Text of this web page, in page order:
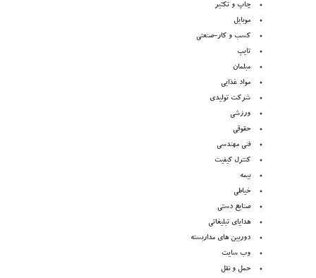
چاپ و تکثیر
موبایل
کسب و کار-صنعتی
تایپ
مبلمان
مواد غذایی
شرکت تولیدی
ورزشی
حقوقی
فنی مهندسی
کنترل کیفیت
بیمه
خیاطی
صنایع دستی
هدایای تبلیغاتی
دوربین های مداربسته
وب سایت
حمل و نقل